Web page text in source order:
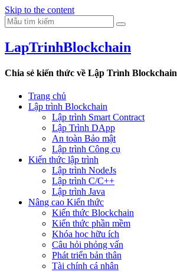
Skip to the content
LapTrinhBlockchain
Chia sẻ kiến thức về Lập Trình Blockchain
Trang chủ
Lập trình Blockchain
Lập trình Smart Contract
Lập Trình DApp
An toàn Bảo mật
Lập trình Công cụ
Kiến thức lập trình
Lập trình NodeJs
Lập trình C/C++
Lập trình Java
Nâng cao Kiến thức
Kiến thức Blockchain
Kiến thức phần mềm
Khóa học hữu ích
Câu hỏi phỏng vấn
Phát triển bản thân
Tài chính cá nhân